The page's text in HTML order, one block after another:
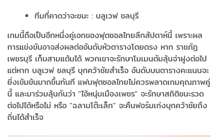
ทีมที่คาดว่าจะชนะ : บลูเวฟ ชลบุรี
เกมนี้ถือเป็นอีกหนึ่งคู่เอกของฟุตซอลไทยลีกสัปดาห์นี้ เพราะผล
การแข่งขันอาจส่งผลต่ออันดับหัวตารางโดยตรง หาก ราชภัฏ
เพชรบุรี เก็บสามแต้มได้ พวกเขาจะรักษาโมเมนตัมลุ้นจ่าฝูงต่อไป
แต่หาก บลูเวฟ ชลบุรี บุกคว้าชัยสำเร็จ อันดับบนตารางคะแนนจะ
ยิ่งเข้มข้นมากขึ้นทันที แฟนฟุตซอลไทยไม่ควรพลาดเกมคุณภาพคู่
นี้ และมาร่วมลุ้นกันว่า "ไอ้หนุ่มเมืองเพชร" จะรักษาสถิติชนะรวด
ต่อไปได้หรือไม่ หรือ "ฉลามโต๊ะเล็ก" จะคืนฟอร์มเก่งบุกคว้าชัยถึง
ถิ่นได้สำเร็จ